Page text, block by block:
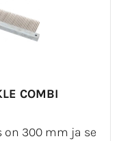
COMBI
300 mm ja se